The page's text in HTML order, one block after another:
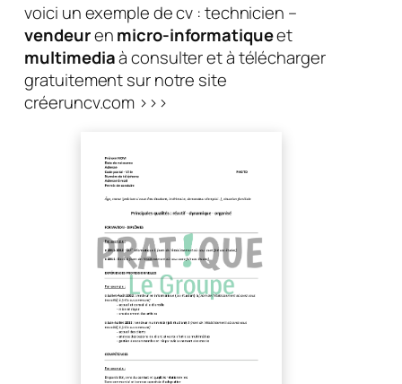
voici un exemple de cv : technicien –
vendeurenmicro-informatiqueet
multimediaà consulter et à télécharger
gratuitement sur notre site
créeruncv.com >>>